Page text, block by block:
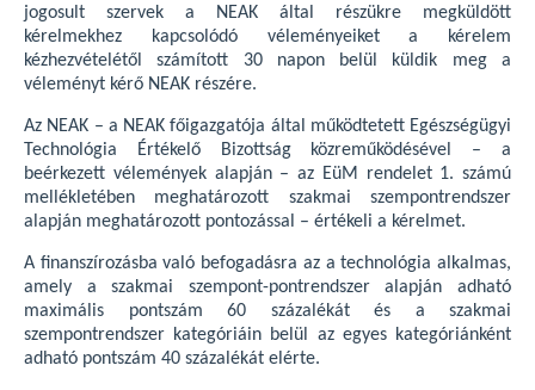
jogosult szervek a NEAK által részükre megküldött
kérelmekhez kapcsolódó véleményeiket a kérelem
kézhezvételétől számított 30 napon belül küldik meg a
véleményt kérő NEAK részére.
Az NEAK – a NEAK főigazgatója által működtetett Egészségügyi
Technológia Értékelő Bizottság közreműködésével – a
beérkezett vélemények alapján – az EüM rendelet 1. számú
mellékletében meghatározott szakmai szempontrendszer
alapján meghatározott pontozással – értékeli a kérelmet.
A finanszírozásba való befogadásra az a technológia alkalmas,
amely a szakmai szempont-pontrendszer alapján adható
maximális pontszám 60 százalékát és a szakmai
szempontrendszer kategóriáin belül az egyes kategóriánként
adható pontszám 40 százalékát elérte.